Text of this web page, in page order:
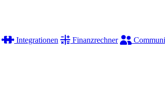
Integrationen Finanzrechner